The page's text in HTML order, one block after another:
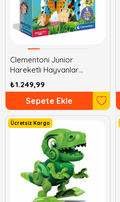
Clementoni Junior
Hareketli Hayvanlar
Mekanik Laboratuvarı
₺1.249,99
Sepete Ekle
Ücretsiz Kargo